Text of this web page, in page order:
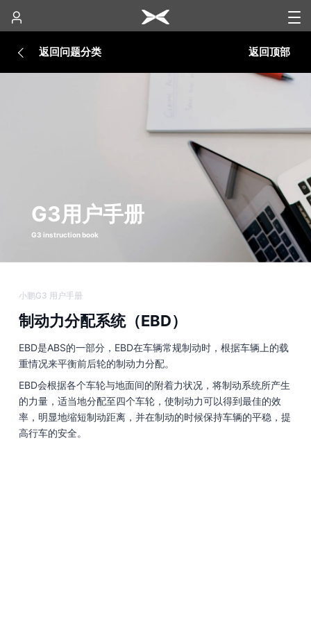
返回问题分类 返回顶部
G3用户手册
G3 instruction book
小鹏G3 用户手册
制动力分配系统（EBD）
EBD是ABS的一部分，EBD在车辆常规制动时，根据车辆上的载
重情况来平衡前后轮的制动力分配。
EBD会根据各个车轮与地面间的附着力状况，将制动系统所产生
的力量，适当地分配至四个车轮，使制动力可以得到最佳的效
率，明显地缩短制动距离，并在制动的时候保持车辆的平稳，提
高行车的安全。